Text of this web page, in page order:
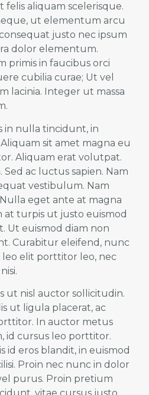
felis aliquam scelerisque.
ut elementum arcu
justo nec ipsum
dolor elementum.
primis in faucibus orci
cubilia curae; Ut vel
lacinia. Integer ut massa
in nulla tincidunt, in
sit amet magna eu
Aliquam erat volutpat.
Sed ac luctus sapien. Nam
vestibulum. Nam
eget ante at magna
at turpis ut justo euismod
Ut euismod diam non
Curabitur eleifend, nunc
elit porttitor leo, nec
ut nisl auctor sollicitudin.
ut ligula placerat, ac
In auctor metus
id cursus leo porttitor.
id eros blandit, in euismod
Proin nec nunc in dolor
purus. Proin pretium